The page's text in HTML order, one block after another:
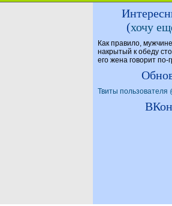
(хочу
Как правило,
накрытый к обеду
его жена говорит по-
Твиты пользователя